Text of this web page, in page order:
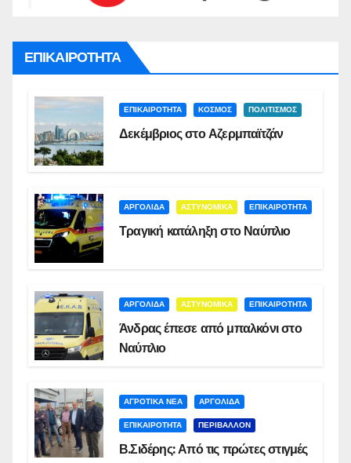
ΕΠΙΚΑΙΡΟΤΗΤΑ
ΕΠΙΚΑΙΡΟΤΗΤΑ ΚΟΣΜΟΣ ΠΟΛΙΤΙΣΜΟΣ
Δεκέμβριος στο Αζερμπαϊτζάν
ΑΡΓΟΛΙΔΑ ΑΣΤΥΝΟΜΙΚΑ ΕΠΙΚΑΙΡΟΤΗΤΑ
Τραγική κατάληξη στο Ναύπλιο
ΑΡΓΟΛΙΔΑ ΑΣΤΥΝΟΜΙΚΑ ΕΠΙΚΑΙΡΟΤΗΤΑ
Άνδρας έπεσε από μπαλκόνι στο
Ναύπλιο
ΑΓΡΟΤΙΚΑ ΝΕΑ ΑΡΓΟΛΙΔΑ
ΕΠΙΚΑΙΡΟΤΗΤΑ ΠΕΡΙΒΑΛΛΟΝ
Β.Σιδέρης: Από τις πρώτες στιγμές